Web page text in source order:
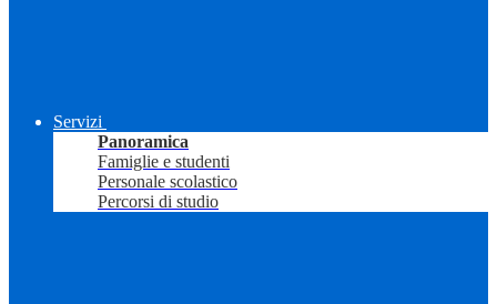
Servizi
Panoramica
Famiglie e studenti
Personale scolastico
Percorsi di studio